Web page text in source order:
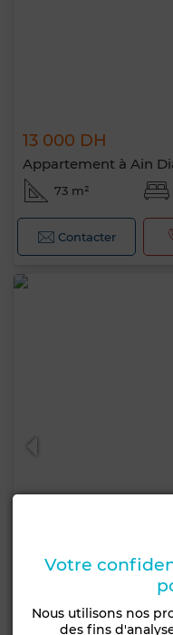
13 000 DH
Appartement à Ain
73 m²
Contacter
24 000 DH
Votre
Nous utilisons nos
des fins